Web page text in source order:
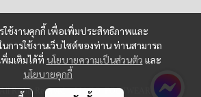
ใช้งานคุกกี้ เพื่อเพิ่มประสิทธิภาพและ
การใช้งานเว็บไซต์ของท่าน ท่านสามารถ
มเติมได้ที่ นโยบายความเป็นส่วนตัว และ
นโยบายคุกกี้
All Rights Reserved | MAGO FOOTWEAR